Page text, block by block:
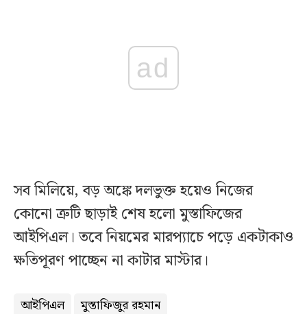
ad
সব মিলিয়ে, বড় অঙ্কে দলভুক্ত হয়েও নিজের
কোনো ত্রুটি ছাড়াই শেষ হলো মুস্তাফিজের
আইপিএল। তবে নিয়মের মারপ্যাচে পড়ে একটাকাও
ক্ষতিপূরণ পাচ্ছেন না কাটার মাস্টার।
আইপিএল মুস্তাফিজুর রহমান